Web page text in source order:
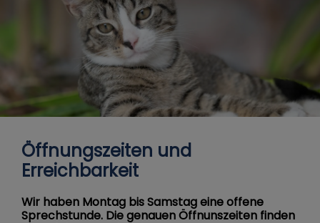
Öffnungszeiten und
Erreichbarkeit
Wir haben Montag bis Samstag eine offene
Sprechstunde. Die genauen Öffnunszeiten finden